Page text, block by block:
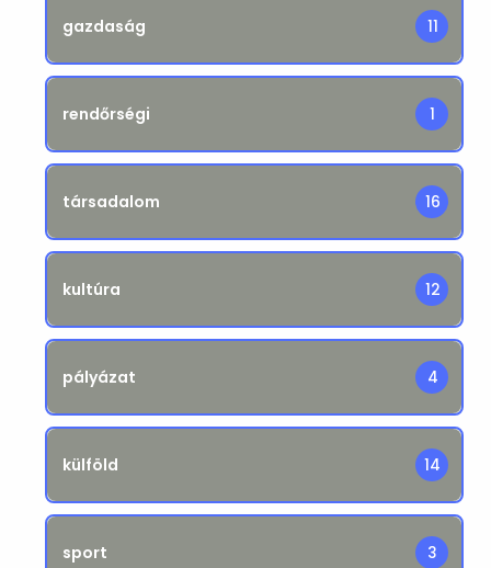
gazdaság 11
rendőrségi 1
társadalom 16
kultúra 12
pályázat 4
külföld 14
sport 3